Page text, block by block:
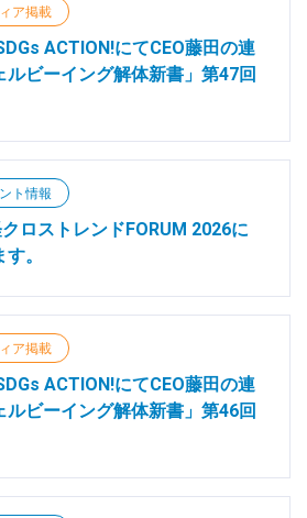
ア掲載
ACTION!にてCEO藤田の連
ビーイング解体新書」第47回
ト情報
ロストレンドFORUM 2026に
。
ア掲載
ACTION!にてCEO藤田の連
ビーイング解体新書」第46回